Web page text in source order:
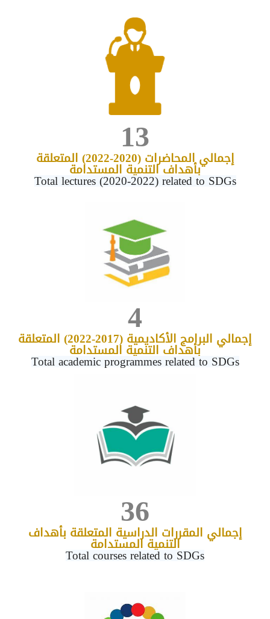
13 إجمالي المحاضرات (2020-2022) المتعلقة
بأهداف التنمية المستدامة
Total lectures (2020-2022) related to SDGs
4 إجمالي البرامج الأكاديمية (2017-2022) المتعلقة
بأهداف التنمية المستدامة
Total academic programmes related to SDGs
36
إجمالي المقررات الدراسية المتعلقة بأهداف
التنمية المستدامة
Total courses related to SDGs